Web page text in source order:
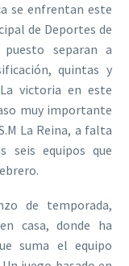
se enfrentan este
de Deportes de
separan a
quintas y
victoria en este
muy importante
La Reina, a falta
seis equipos que
de temporada,
casa, donde ha
suma el equipo